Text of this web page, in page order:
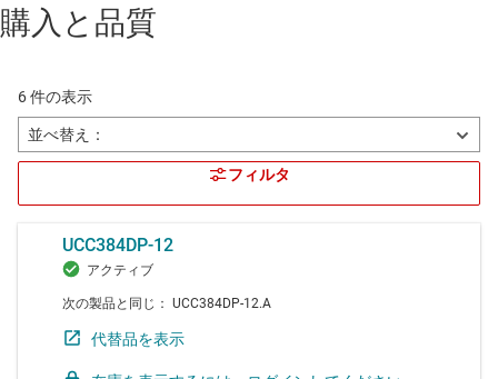
購入と品質